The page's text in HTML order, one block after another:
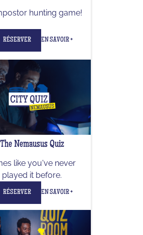
hunting game!
RÉSERVER EN SAVOIR +
The Nemausus Quiz
like you've never
played it before.
RÉSERVER EN SAVOIR +